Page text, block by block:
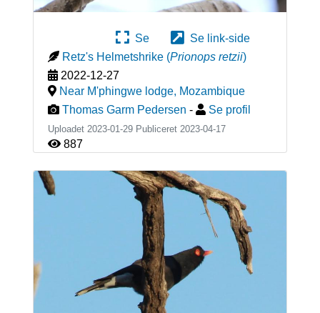
Se
Se link-side
Retz's Helmetshrike (Prionops retzii)
2022-12-27
Near M'phingwe lodge, Mozambique
Thomas Garm Pedersen - Se profil
Uploadet 2023-01-29 Publiceret 2023-04-17
887